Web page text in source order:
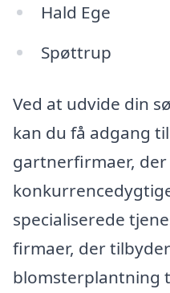
Hald Ege
Spøttrup
Ved at udvide din
kan du få adgang
gartnerfirmaer,
specialiserede
firmaer, der
blomsterplantning